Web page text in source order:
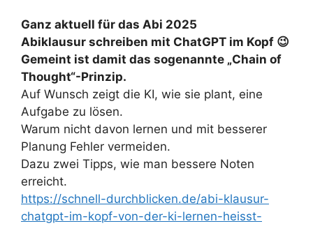
Ganz aktuell für das Abi 2025
Abiklausur schreiben mit ChatGPT im Kopf 😉
Gemeint ist damit das sogenannte „Chain of
Thought“-Prinzip.
Auf Wunsch zeigt die KI, wie sie plant, eine
Aufgabe zu lösen.
Warum nicht davon lernen und mit besserer
Planung Fehler vermeiden.
Dazu zwei Tipps, wie man bessere Noten
erreicht.
https://schnell-durchblicken.de/abi-klausur-
chatgpt-im-kopf-von-der-ki-lernen-heisst-